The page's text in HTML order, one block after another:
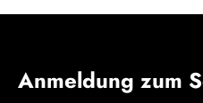
Anmeldung zum